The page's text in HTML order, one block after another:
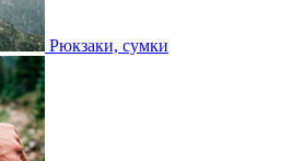
Рюкзаки, сумки